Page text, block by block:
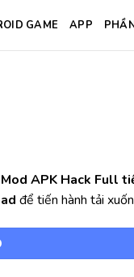
GAME APP
APK Hack Full
để tiến hành tải